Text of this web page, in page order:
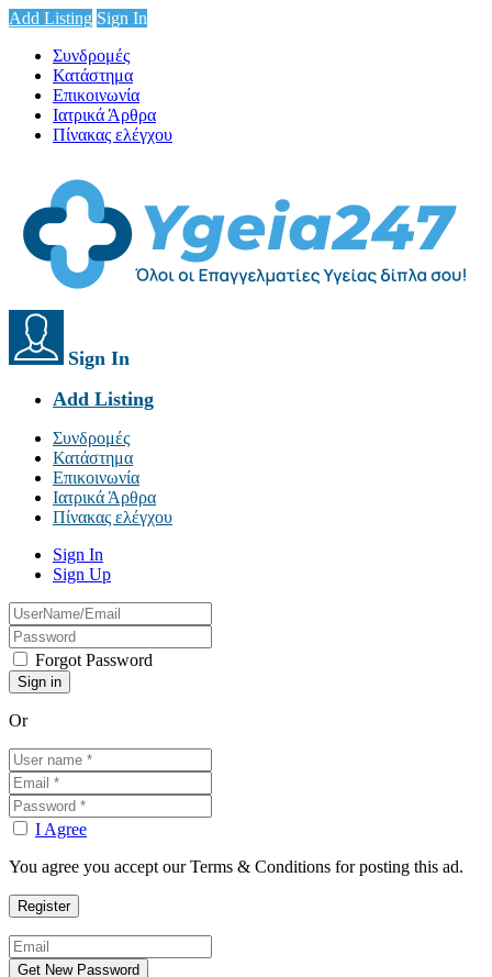
Add Listing Sign In
Συνδρομές
Κατάστημα
Επικοινωνία
Ιατρικά Άρθρα
Πίνακας ελέγχου
Sign In
Add Listing
Συνδρομές
Κατάστημα
Επικοινωνία
Ιατρικά Άρθρα
Πίνακας ελέγχου
Sign In
Sign Up
Forgot Password
Or
I Agree
You agree you accept our Terms & Conditions for posting this ad.